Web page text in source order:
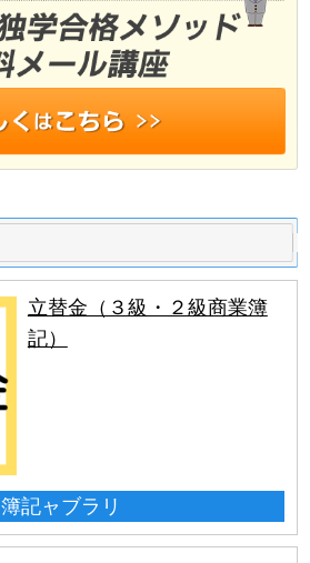
立替金（３級・２級商業簿
記）
簿記ャブラリ